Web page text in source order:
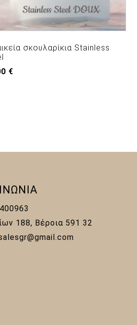
σκουλαρίκια Stainless
€
188, Βέροια 591 32